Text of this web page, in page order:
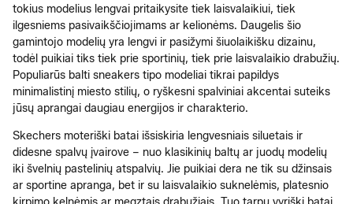
tokius modelius lengvai pritaikysite tiek laisvalaikiui, tiek
ilgesniems pasivaikščiojimams ar kelionėms. Daugelis šio
gamintojo modelių yra lengvi ir pasižymi šiuolaikišku dizainu,
todėl puikiai tiks tiek prie sportinių, tiek prie laisvalaikio drabužių.
Populiarūs balti sneakers tipo modeliai tikrai papildys
minimalistinį miesto stilių, o ryškesni spalviniai akcentai suteiks
jūsų aprangai daugiau energijos ir charakterio.
Skechers moteriški batai išsiskiria lengvesniais siluetais ir
didesne spalvų įvairove – nuo klasikinių baltų ar juodų modelių
iki švelnių pastelinių atspalvių. Jie puikiai dera ne tik su džinsais
ar sportine apranga, bet ir su laisvalaikio suknelėmis, platesnio